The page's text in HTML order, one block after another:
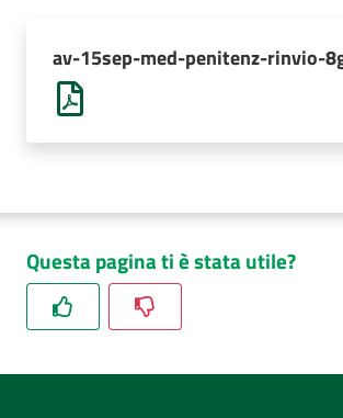
av-15sep-med-penitenz-rinvio-
Questa pagina ti è stata utile?